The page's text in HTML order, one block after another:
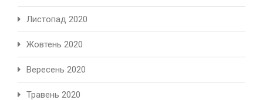
Листопад 2020
Жовтень 2020
Вересень 2020
Травень 2020